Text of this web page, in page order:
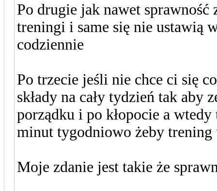
Po drugie jak nawet sprawność
treningi i same się nie ustawią
codziennie
Po trzecie jeśli nie chce ci się
składy na cały tydzień tak aby
porządku i po kłopocie a
minut tygodniowo żeby trening
Moje zdanie jest takie że